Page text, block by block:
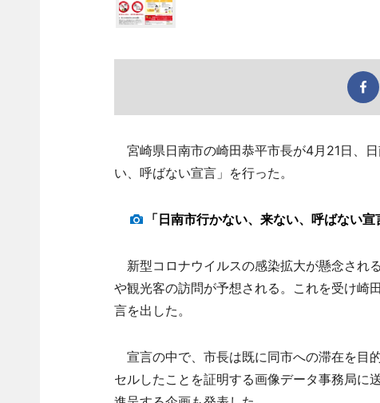
宮崎県日南市の崎田恭平市長が4月21日、
い、呼ばない宣言」を行った。
「日南市行かない、来ない、呼ばない
新型コロナウイルスの感染拡大が懸念され
や観光客の訪問が予想される。これを受け崎
言を出した。
宣言の中で、市長は既に同市への滞在を目
セルしたことを証明する画像データ事務局に